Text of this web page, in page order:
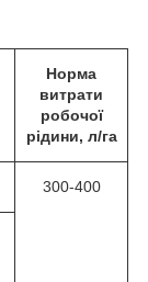
Норма
витрати
робочої
рідини, л/га
300-400